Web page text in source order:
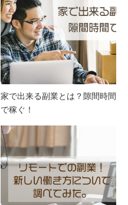
家で出来る副業とは？隙間時間
で稼ぐ！